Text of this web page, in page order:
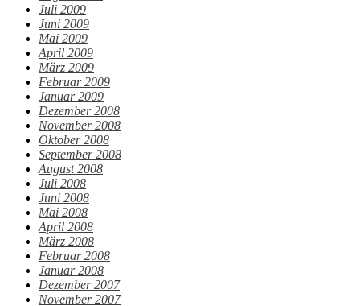
Juli 2009
Juni 2009
Mai 2009
April 2009
März 2009
Februar 2009
Januar 2009
Dezember 2008
November 2008
Oktober 2008
September 2008
August 2008
Juli 2008
Juni 2008
Mai 2008
April 2008
März 2008
Februar 2008
Januar 2008
Dezember 2007
November 2007